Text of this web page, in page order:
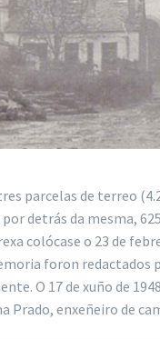
parcelas de terreo
detrás da mesma,
colócase o 23 de
foron
O 17 de xuño de
Prado, enxeñeiro de